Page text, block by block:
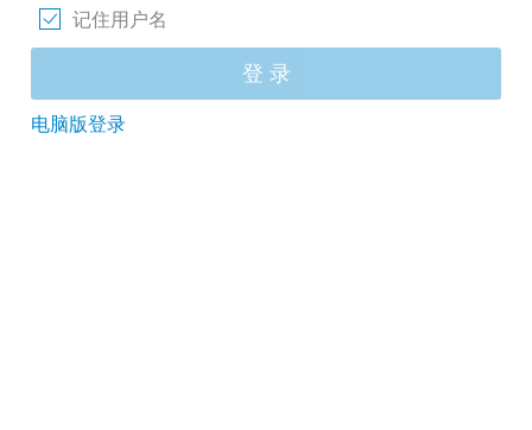
记住用户名
登 录
电脑版登录